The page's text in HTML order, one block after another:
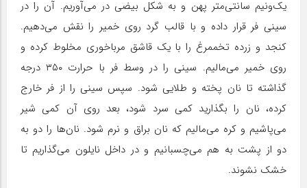
یک‌و‌نیم سانتی‌متر پهن و به شکل بیضی در می‌آوریم. آن را در
سینی فر قرار داده و با قالب گرد روی خمیر را نقش می‌دهیم.
کنجد و زرده تخممرغ را با یک قاشق مرباخوری مخلوط کرده و
روی خمیر می‌مالیم. سینی را در وسط فر با حرارت ۳۵۰ درجه
گذاشته تا نان پخته و طلایی شود. سپس سینی را از فر خارج
کرده، نان را بگذارید کمی سرد شود، بعد روی آن کمی شیر
می‌پاشیم و کره می‌مالیم که نان براق و نرم شود. نان‌ها را دو به
دو از پشت به هم می‌چسبانیم و در داخل نایلون می‌گذاریم تا
خشک نشوند.